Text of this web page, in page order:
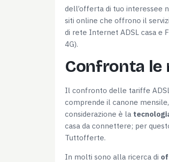
dell’offerta di tuo interessee
siti online che offrono il
di rete Internet ADSL casa e
4G).
Confronta
Il confronto delle tariffe
comprende il canone
considerazione è la
casa da connettere; per
Tuttofferte.
In molti sono alla ricerca di